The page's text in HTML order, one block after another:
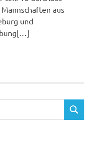
aus
und
SUCHEN